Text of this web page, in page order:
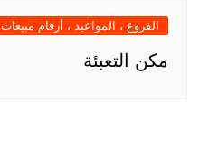
الفروع ، المواعيد ، أرقام مبيعات
مكن التعبئة